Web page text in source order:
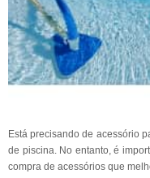
Está precisando de acessório
de piscina. No entanto, é
compra de acessórios que